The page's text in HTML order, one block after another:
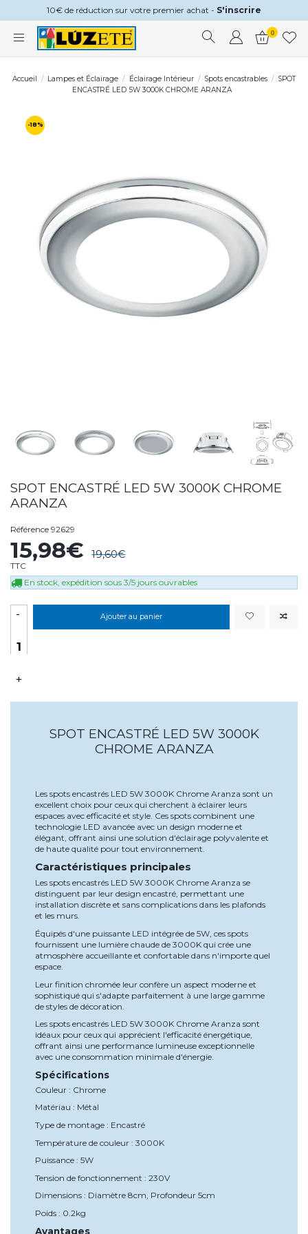
10€ de réduction sur votre premier achat - S'inscrire
0
Accueil Lampes et Éclairage Éclairage Intérieur Spots encastrables
SPOT
ENCASTRÉ LED 5W 3000K CHROME ARANZA
-18%
SPOT ENCASTRÉ LED 5W 3000K CHROME
ARANZA
Référence 92629
15,98€ 19,60€
TTC
En stock, expédition sous 3/5 jours ouvrables
-
+
Ajouter au panier
SPOT ENCASTRÉ LED 5W 3000K
CHROME ARANZA
Les spots encastrés LED 5W 3000K Chrome Aranza sont un
excellent choix pour ceux qui cherchent à éclairer leurs
espaces avec efficacité et style. Ces spots combinent une
technologie LED avancée avec un design moderne et
élégant, offrant ainsi une solution d'éclairage polyvalente et
de haute qualité pour tout environnement.
Caractéristiques principales
Les spots encastrés LED 5W 3000K Chrome Aranza se
distinguent par leur design encastré, permettant une
installation discrète et sans complications dans les plafonds
et les murs.
Équipés d'une puissante LED intégrée de 5W, ces spots
fournissent une lumière chaude de 3000K qui crée une
atmosphère accueillante et confortable dans n'importe quel
espace.
Leur finition chromée leur confère un aspect moderne et
sophistiqué qui s'adapte parfaitement à une large gamme
de styles de décoration.
Les spots encastrés LED 5W 3000K Chrome Aranza sont
idéaux pour ceux qui apprécient l'efficacité énergétique,
offrant ainsi une performance lumineuse exceptionnelle
avec une consommation minimale d'énergie.
Spécifications
Couleur : Chrome
Matériau : Métal
Type de montage : Encastré
Température de couleur : 3000K
Puissance : 5W
Tension de fonctionnement : 230V
Dimensions : Diamètre 8cm, Profondeur 5cm
Poids : 0.2kg
Avantages